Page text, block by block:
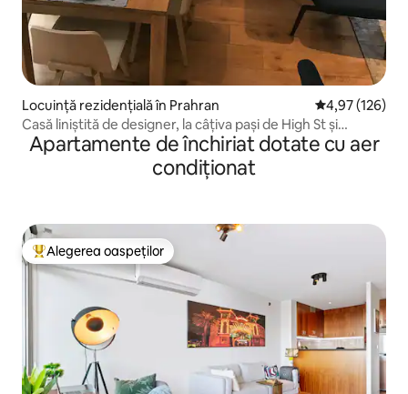
Locuință rezidențială în Prahran Scor mediu de
4,97 (126)
Casă liniștită de designer, la câțiva pași de High St și
Hawksburn
Apartamente de închiriat dotate cu aer
condiționat
Locuință din topul categoriei Alegerea oaspeților
Alegerea oaspeților